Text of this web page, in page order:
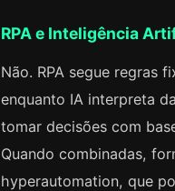
RPA e Inteligência
Não. RPA segue regras
enquanto IA interpreta
tomar decisões com
Quando combinadas,
hyperautomation, que